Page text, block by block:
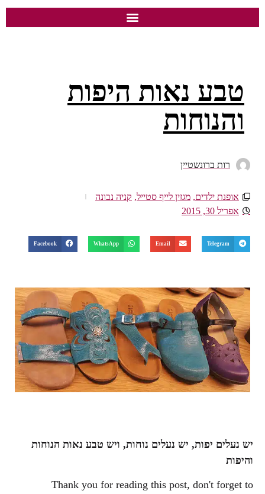
טבע נאות היפות
והנוחות
רות ברונשטיין
אופנת ילדים,מגזין לייף סטייל,קניה נבונה
אפריל 30, 2015
Telegram
Email
WhatsApp
Facebook
יש נעלים יפות, יש נעלים נוחות, ויש טבע נאות הנוחות
והיפות
Thank you for reading this post, don't forget to